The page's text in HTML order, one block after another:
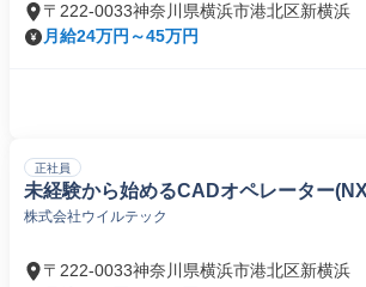
〒222-0033神奈川県横浜市港北区新横浜
月給24万円～45万円
正社員
未経験から始めるCADオペレーター
株式会社ウイルテック
〒222-0033神奈川県横浜市港北区新横浜